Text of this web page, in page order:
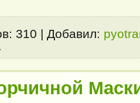
310 | Добавил: